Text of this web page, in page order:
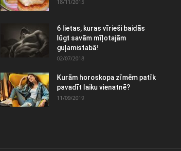
18/11/2015
6 lietas, kuras vīrieši baidās
lūgt savām mīļotajām
guļamistabā!
02/07/2018
Kurām horoskopa zīmēm patīk
pavadīt laiku vienatnē?
11/09/2019